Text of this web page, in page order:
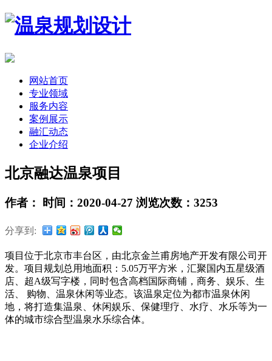
网站首页
专业领域
服务内容
案例展示
融汇动态
企业介绍
北京融达温泉项目
作者： 时间：2020-04-27 浏览次数：3253
分享到:
项目位于北京市丰台区，由北京金兰甫房地产开发有限公司开
发。项目规划总用地面积：5.05万平方米，汇聚国内五星级酒
店、超A级写字楼，同时包含高档国际商铺，商务、娱乐、生
活、 购物、温泉休闲等业态。该温泉定位为都市温泉休闲
地，将打造集温泉、休闲娱乐、保健理疗、水疗、水乐等为一
体的城市综合型温泉水乐综合体。